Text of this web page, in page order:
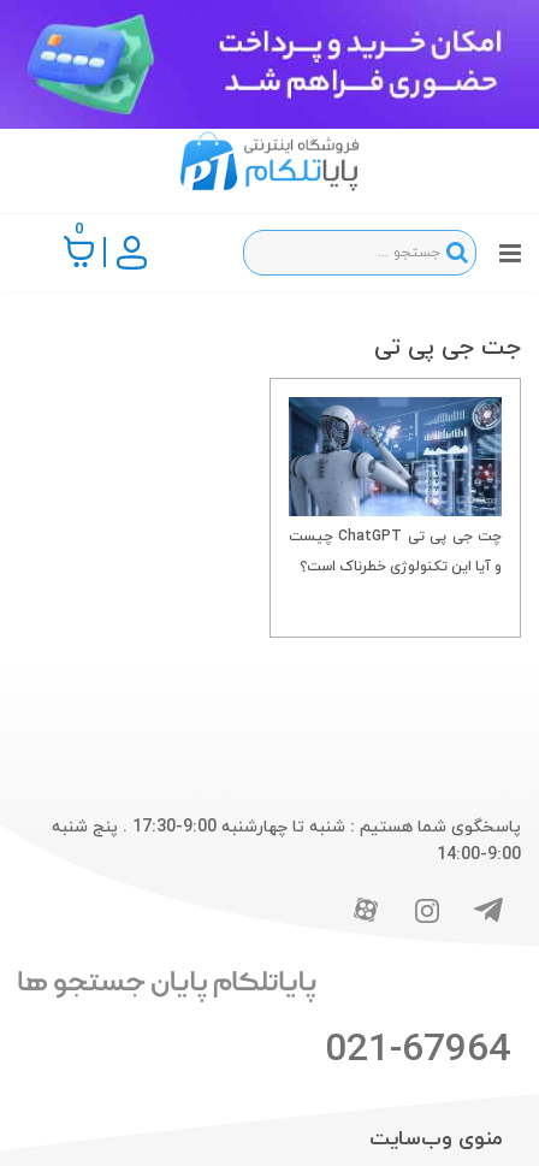
0
جت جی پی تی
چت جی پی تی ChatGPT چیست
و آیا این تکنولوژی خطرناک است؟
پاسخگوی شما هستیم : شنبه تا چهارشنبه 9:00-17:30 . پنج شنبه
9:00-14:00
021-67964
منوی وب‌سایت